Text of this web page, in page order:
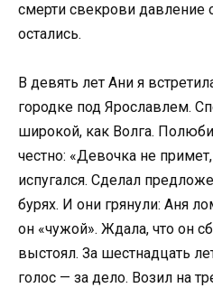
смерти свекрови давление
остались.
В девять лет Ани я
городке под Ярославлем.
широкой, как Волга.
честно: «Девочка не
испугался. Сделал
бурях. И они грянули: Аня
он «чужой». Ждала, что он
выстоял. За шестнадцать
голос — за дело. Возил на